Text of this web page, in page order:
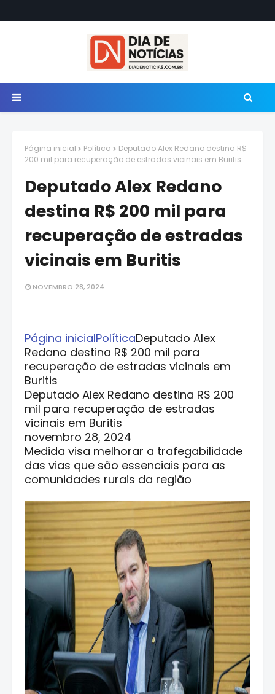
Página inicial Política
Deputado Alex Redano destina R$
200 mil para recuperação de estradas vicinais em Buritis
Deputado Alex Redano
destina R$ 200 mil para
recuperação de estradas
vicinais em Buritis
NOVEMBRO 28, 2024
Página inicialPolíticaDeputado Alex
Redano destina R$ 200 mil para
recuperação de estradas vicinais em
Buritis
Deputado Alex Redano destina R$ 200
mil para recuperação de estradas
vicinais em Buritis
novembro 28, 2024
Medida visa melhorar a trafegabilidade
das vias que são essenciais para as
comunidades rurais da região